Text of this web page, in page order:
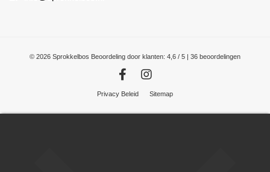
© 2026 Sprokkelbos Beoordeling door klanten: 4,6 / 5 | 36 beoordelingen
Privacy Beleid Sitemap